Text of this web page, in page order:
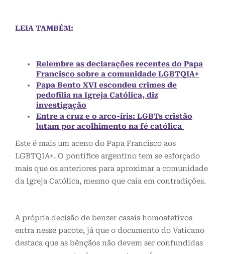
LEIA TAMBÉM:
Relembre as declarações recentes do Papa
Francisco sobre a comunidade LGBTQIA+
Papa Bento XVI escondeu crimes de
pedofilia na Igreja Católica, diz
investigação
Entre a cruz e o arco-íris: LGBTs cristão
lutam por acolhimento na fé católica
Este é mais um aceno do Papa Francisco aos
LGBTQIA+. O pontífice argentino tem se esforçado
mais que os anteriores para aproximar a comunidade
da Igreja Católica, mesmo que caia em contradições.
A própria decisão de benzer casais homoafetivos
entra nesse pacote, já que o documento do Vaticano
destaca que as bênçãos não devem ser confundidas